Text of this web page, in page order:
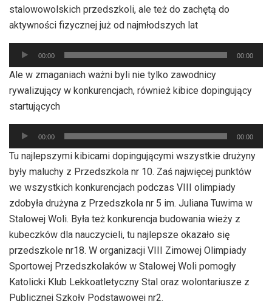
stalowowolskich przedszkoli, ale też do zachętą do
aktywności fizycznej już od najmłodszych lat
Odtwarzacz
plików
dźwiękowych
00:00 00:00
Ale w zmaganiach ważni byli nie tylko zawodnicy
rywalizujący w konkurencjach, również kibice dopingujący
startujących
Odtwarzacz
plików
dźwiękowych
00:00 00:00
Tu najlepszymi kibicami dopingującymi wszystkie drużyny
były maluchy z Przedszkola nr 10. Zaś najwięcej punktów
we wszystkich konkurencjach podczas VIII olimpiady
zdobyła drużyna z Przedszkola nr 5 im. Juliana Tuwima w
Stalowej Woli. Była też konkurencja budowania wieży z
kubeczków dla nauczycieli, tu najlepsze okazało się
przedszkole nr18. W organizacji VIII Zimowej Olimpiady
Sportowej Przedszkolaków w Stalowej Woli pomogły
Katolicki Klub Lekkoatletyczny Stal oraz wolontariusze z
Publicznej Szkoły Podstawowej nr2.